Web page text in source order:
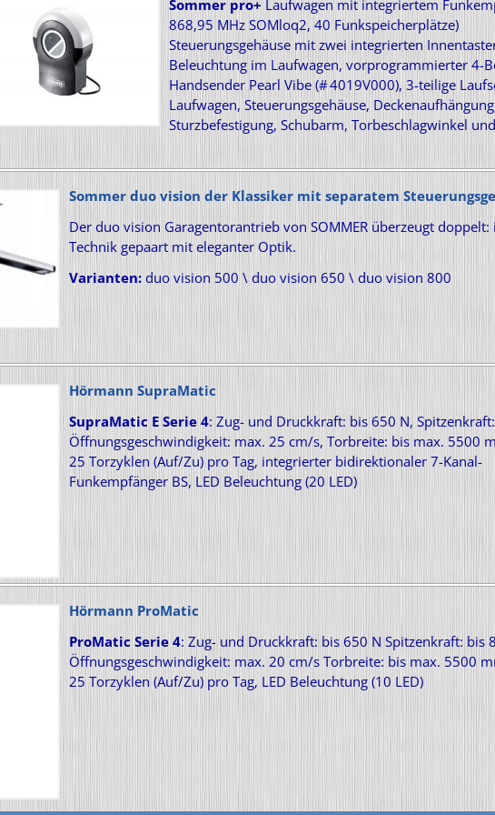
Sommer pro+ Laufwagen mit integriertem
868,95 MHz SOMloq2, 40 Funkspeicherplätze)
Steuerungsgehäuse mit zwei integrierten
Beleuchtung im Laufwagen, vorprogrammierter 4-
Handsender Pearl Vibe (# 4019V000), 3-teilige
Laufwagen, Steuerungsgehäuse,
Sturzbefestigung, Schubarm, Torbeschlagwinkel und
Sommer duo vision der Klassiker mit separatem
Der duo vision Garagentorantrieb von SOMMER überzeugt
Technik gepaart mit eleganter Optik.
Varianten:duo vision 500 \ duo vision 650 \ duo vision 800
Hörmann SupraMatic
SupraMatic E Serie 4: Zug- und Druckkraft: bis 650 N,
Öffnungsgeschwindigkeit: max. 25 cm/s, Torbreite: bis max. 5500
25 Torzyklen (Auf/Zu) pro Tag, integrierter bidirektionaler 7-Kanal-
Funkempfänger BS, LED Beleuchtung (20 LED)
Hörmann ProMatic
ProMatic Serie 4: Zug- und Druckkraft: bis 650 N Spitzenkraft: bis
Öffnungsgeschwindigkeit: max. 20 cm/s Torbreite: bis max. 5500
25 Torzyklen (Auf/Zu) pro Tag, LED Beleuchtung (10 LED)